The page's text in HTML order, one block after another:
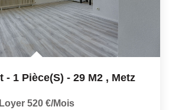
- 1 Pièce(s) - 29 M2 , Metz
Loyer 520 €/mois